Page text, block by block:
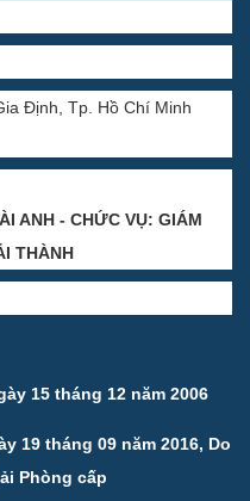
Định, Tp. Hồ Chí Minh
ANH - CHỨC VỤ: GIÁM
THÀNH
15 tháng 12 năm 2006
19 tháng 09 năm 2016, Do
Phòng cấp